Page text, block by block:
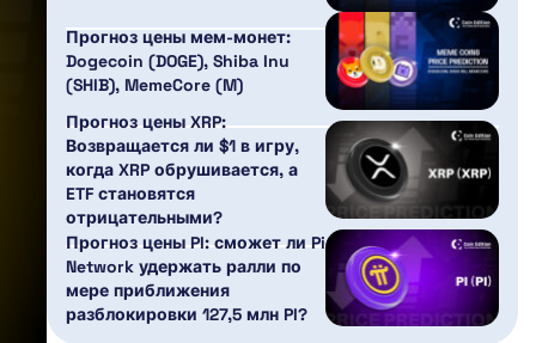
Прогноз цены мем-монет:
Dogecoin (DOGE), Shiba Inu
(SHIB), MemeCore (M)
Прогноз цены XRP:
Возвращается ли $1 в игру,
когда XRP обрушивается, а
ETF становятся
отрицательными?
Прогноз цены PI: сможет ли Pi
Network удержать ралли по
мере приближения
разблокировки 127,5 млн PI?